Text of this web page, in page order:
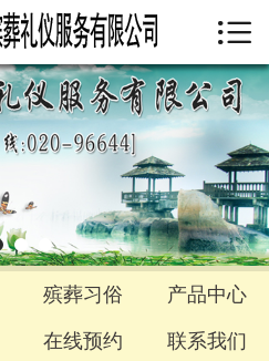
 首页
关于大爱
礼仪文化
殡葬习俗
产品中心

殡葬习俗 产品中心
在线预约 联系我们